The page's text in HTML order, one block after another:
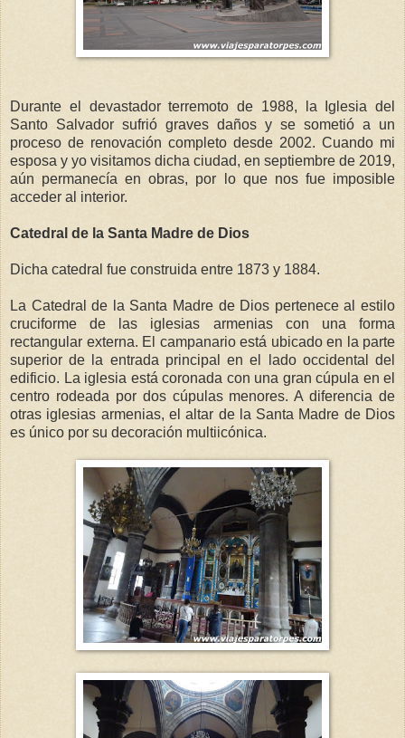
Durante el devastador terremoto de 1988, la Iglesia del
Santo Salvador sufrió graves daños y se sometió a un
proceso de renovación completo desde 2002. Cuando mi
esposa y yo visitamos dicha ciudad, en septiembre de 2019,
aún permanecía en obras, por lo que nos fue imposible
acceder al interior.
Catedral de la Santa Madre de Dios
Dicha catedral fue construida entre 1873 y 1884.
La Catedral de la Santa Madre de Dios pertenece al estilo
cruciforme de las iglesias armenias con una forma
rectangular externa. El campanario está ubicado en la parte
superior de la entrada principal en el lado occidental del
edificio. La iglesia está coronada con una gran cúpula en el
centro rodeada por dos cúpulas menores. A diferencia de
otras iglesias armenias, el altar de la Santa Madre de Dios
es único por su decoración multiicónica.